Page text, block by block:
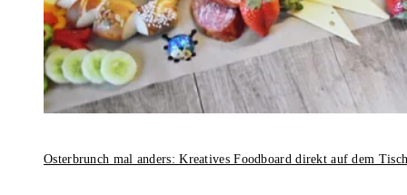
Osterbrunch mal anders: Kreatives Foodboard direkt auf dem